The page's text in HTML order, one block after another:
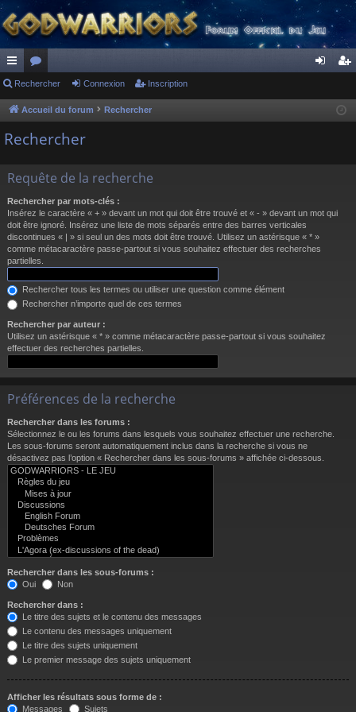
ac
co
ur
s
or
u
m
cri
Rechercher Connexion Inscription
Accueil du forum Rechercher
Rechercher
Requête de la recherche
Rechercher par mots-clés :
Insérez le caractère « + » devant un mot qui doit être trouvé et « - » devant un mot qui
doit être ignoré. Insérez une liste de mots séparés entre des barres verticales
discontinues « | » si seul un des mots doit être trouvé. Utilisez un astérisque « * »
comme métacaractère passe-partout si vous souhaitez effectuer des recherches
partielles.
Rechercher tous les termes ou utiliser une question comme élément
Rechercher n’importe quel de ces termes
Rechercher par auteur :
Utilisez un astérisque « * » comme métacaractère passe-partout si vous souhaitez
effectuer des recherches partielles.
Préférences de la recherche
Rechercher dans les forums :
Sélectionnez le ou les forums dans lesquels vous souhaitez effectuer une recherche.
Les sous-forums seront automatiquement inclus dans la recherche si vous ne
désactivez pas l’option « Rechercher dans les sous-forums » affichée ci-dessous.
Rechercher dans les sous-forums :
Oui
Non
Rechercher dans :
Le titre des sujets et le contenu des messages
Le contenu des messages uniquement
Le titre des sujets uniquement
Le premier message des sujets uniquement
Afficher les résultats sous forme de :
Messages
Sujets